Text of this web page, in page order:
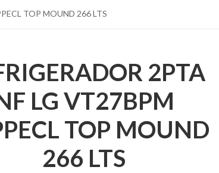
TOP MOUND 266 LTS
2PTA
LG VT27BPM
TOP MOUND
266 LTS